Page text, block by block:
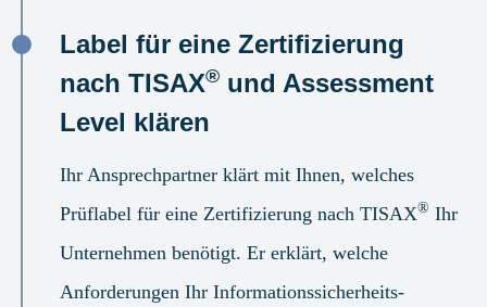
Label für eine Zertifizierung
nach TISAX® und Assessment
Level klären
Ihr Ansprechpartner klärt mit Ihnen, welches
Prüflabel für eine Zertifizierung nach TISAX® Ihr
Unternehmen benötigt. Er erklärt, welche
Anforderungen Ihr Informationssicherheits-